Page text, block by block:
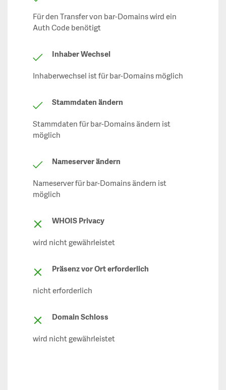
Für den Transfer von bar-Domains wird ein
Auth Code benötigt
Inhaber Wechsel
Inhaberwechsel ist für bar-Domains möglich
Stammdaten ändern
Stammdaten für bar-Domains ändern ist
möglich
Nameserver ändern
Nameserver für bar-Domains ändern ist
möglich
WHOIS Privacy
wird nicht gewährleistet
Präsenz vor Ort erforderlich
nicht erforderlich
Domain Schloss
wird nicht gewährleistet